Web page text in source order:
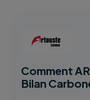
Comment
Bilan